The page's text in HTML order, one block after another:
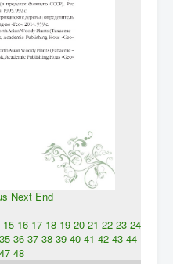
Next End
15 16 17 18 19 20 21 22 23 24
35 36 37 38 39 40 41 42 43 44
47 48